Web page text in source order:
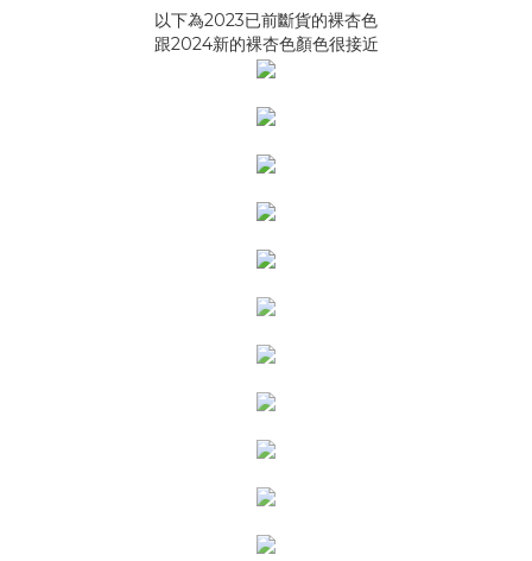
以下為2023已前斷貨的裸杏色
跟2024新的裸杏色顏色很接近